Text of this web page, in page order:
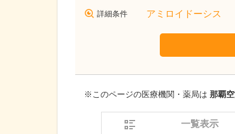
詳細条件 アミロイドーシス
※このページの医療機関・薬局は 那覇
一覧表示